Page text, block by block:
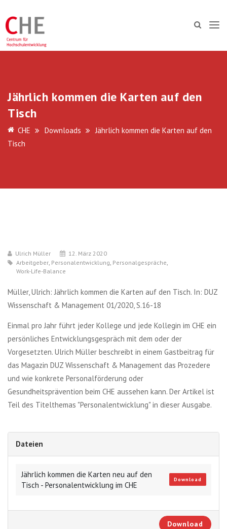
Jährlich kommen die Karten auf den
Tisch
CHE Downloads
Jährlich kommen die Karten auf den
Tisch
Ulrich Müller
12. März 2020
Arbeitgeber, Personalentwicklung, Personalgespräche,
Work-Life-Balance
Müller, Ulrich: Jährlich kommen die Karten auf den Tisch. In: DUZ
Wissenschaft & Management 01/2020, S.16-18
Einmal pro Jahr führt jeder Kollege und jede Kollegin im CHE ein
persönliches Entwicklungsgespräch mit dem oder der
Vorgesetzten. Ulrich Müller beschreibt in einem Gastbeitrag für
das Magazin DUZ Wissenschaft & Management das Prozedere
und wie konkrete Personalförderung oder
Gesundheitsprävention beim CHE aussehen kann. Der Artikel ist
Teil des Titelthemas "Personalentwicklung" in dieser Ausgabe.
Dateien
Jährlich kommen die Karten neu auf den
Tisch - Personalentwicklung im CHE
Download
Download